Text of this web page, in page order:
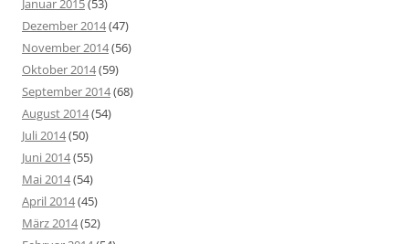
Januar 2015(53)
Dezember 2014(47)
November 2014(56)
Oktober 2014(59)
September 2014(68)
August 2014(54)
Juli 2014(50)
Juni 2014(55)
Mai 2014(54)
April 2014(45)
März 2014(52)